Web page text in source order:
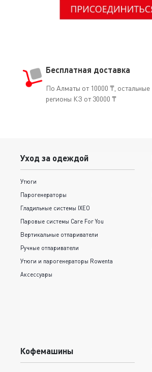
Бесплатная доставка
По Алматы от 10000 ₸, остальные
регионы КЗ от 30000 ₸
Уход за одеждой
Утюги
Парогенераторы
Гладильные системы IXEO
Паровые системы Care For You
Вертикальные отпариватели
Ручные отпариватели
Утюги и парогенераторы Rowenta
Аксессуары
Кофемашины